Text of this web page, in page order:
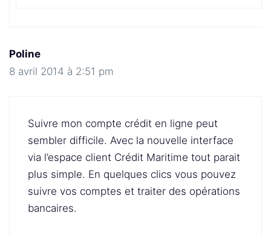
Poline
8 avril 2014 à 2:51 pm
Suivre mon compte crédit en ligne peut
sembler difficile. Avec la nouvelle interface
via l’espace client Crédit Maritime tout parait
plus simple. En quelques clics vous pouvez
suivre vos comptes et traiter des opérations
bancaires.